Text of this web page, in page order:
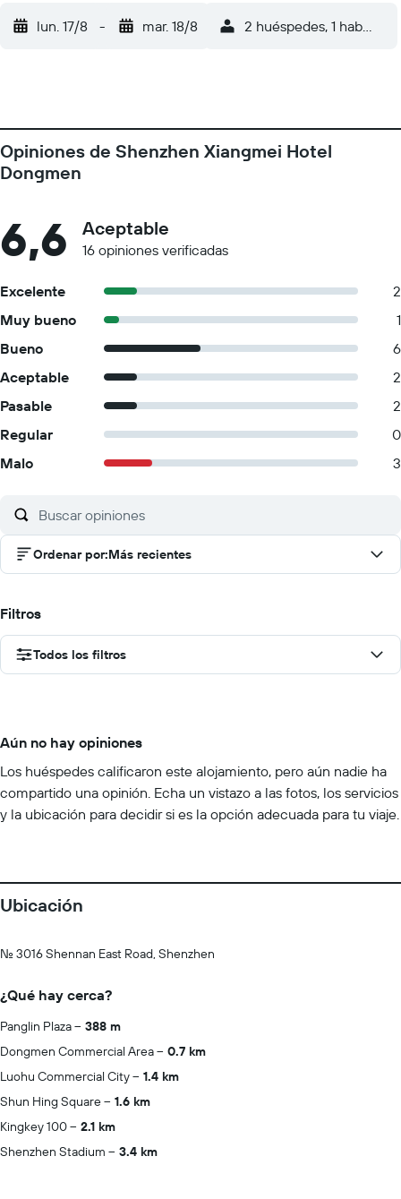
lun. 17/8 - mar. 18/8 2 huéspedes, 1
Opiniones de Shenzhen Xiangmei Hotel
Dongmen
6,6 Aceptable
16 opiniones verificadas
Excelente
2
Muy bueno
1
Bueno
6
Aceptable
2
Pasable
2
Regular
0
Malo
3
Ordenar por:Más recientes
Filtros
Todos los filtros
Aún no hay opiniones
Los huéspedes calificaron este alojamiento, pero aún nadie ha
compartido una opinión. Echa un vistazo a las fotos, los servicios
y la ubicación para decidir si es la opción adecuada para tu viaje.
Ubicación
No. 3016 Shennan East Road, Shenzhen
¿Qué hay cerca?
Panglin Plaza
388 m
Dongmen Commercial Area
0.7 km
Luohu Commercial City
1.4 km
Shun Hing Square
1.6 km
Kingkey 100
2.1 km
Shenzhen Stadium
3.4 km